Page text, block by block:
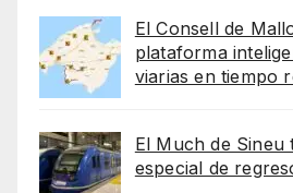
El Consell de
plataforma
viarias en tiempo
El Much de
especial de